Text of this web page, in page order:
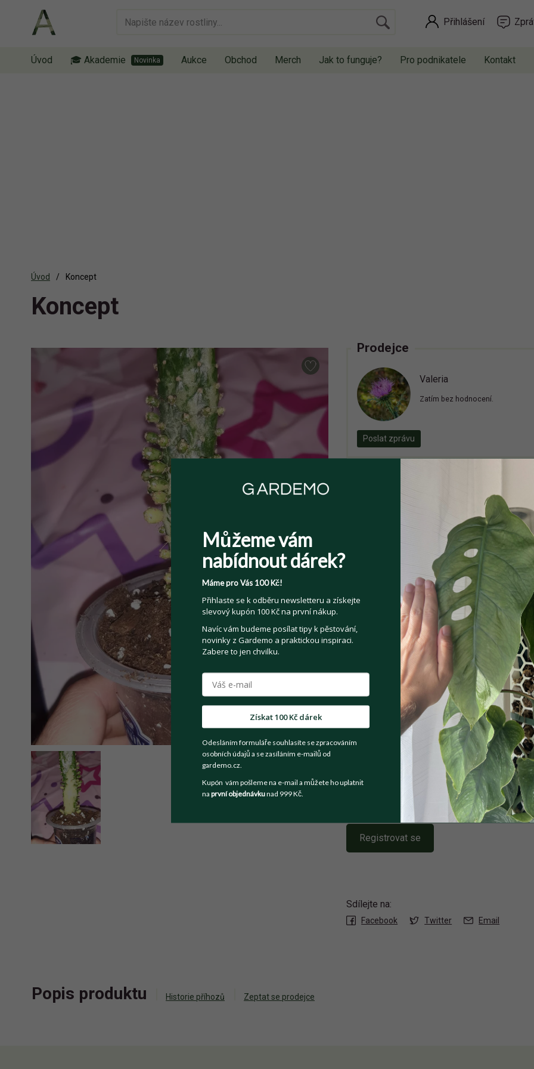
Přihlášení
Úvod 🎓 Akademie Aukce Obchod Merch Jak to funguje? Pro podnikatele Kontakt
Úvod Koncept
Koncept
Prodejce
Valeria
Zatím bez hodnocení.
Poslat zprávu
Inzerát již není aktivní
Zaregistrujte se, ať vám příště zase
Příjmení *
Heslo
Přečetl(a) jsem si a souhlasím sVeřejnými
Souhlasím se zpracováním osobních údajů
Více informací zde
.
Registrovat se
Sdílejte na:
Facebook Twitter Email
Popis produktu Historie příhozů Zeptat se prodejce
Můžeme vám
nabídnout dárek?
Máme pro Vás 100 Kč!
Přihlaste se k odběru newsletteru a získejte
slevový kupón 100 Kč na první nákup.
Navíc vám budeme posílat tipy k pěstování,
novinky z Gardemo a praktickou inspiraci.
Zabere to jen chvilku.
Získat 100 Kč dárek
Odesláním formuláře souhlasíte se zpracováním
osobních údajů a se zasíláním e-mailů od
gardemo.cz.
Kupón vám pošleme na e-mail a můžete ho uplatnit
na první objednávkunad 999 Kč.